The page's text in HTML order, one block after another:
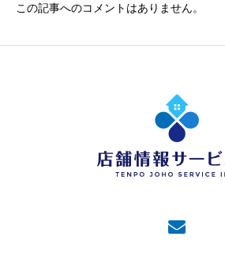
この記事へのコメントはありません。